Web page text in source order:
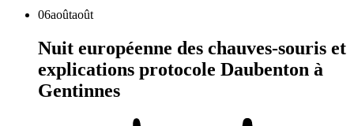
06aoûtaoût
Nuit européenne des chauves-souris et
explications protocole Daubenton à
Gentinnes